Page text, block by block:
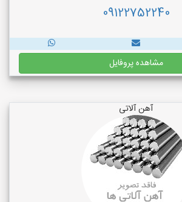
09122752240
مشاهده پروفایل
آهن آلاتی